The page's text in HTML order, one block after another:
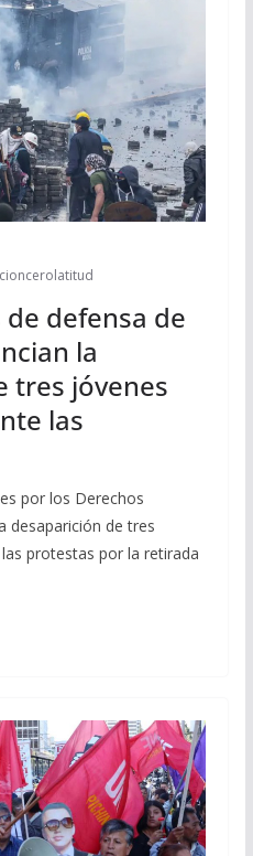
defensa de
la
tres jóvenes
las
por los Derechos
desaparición de tres
protestas por la retirada